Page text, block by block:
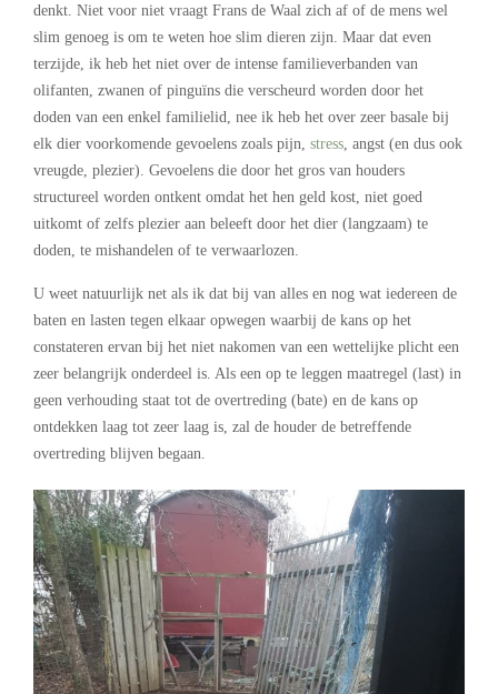
denkt. Niet voor niet vraagt Frans de Waal zich af of de mens wel
slim genoeg is om te weten hoe slim dieren zijn. Maar dat even
terzijde, ik heb het niet over de intense familieverbanden van
olifanten, zwanen of pinguïns die verscheurd worden door het
doden van een enkel familielid, nee ik heb het over zeer basale bij
elk dier voorkomende gevoelens zoals pijn, stress , angst (en dus ook
vreugde, plezier). Gevoelens die door het gros van houders
structureel worden ontkent omdat het hen geld kost, niet goed
uitkomt of zelfs plezier aan beleeft door het dier (langzaam) te
doden, te mishandelen of te verwaarlozen.
U weet natuurlijk net als ik dat bij van alles en nog wat iedereen de
baten en lasten tegen elkaar opwegen waarbij de kans op het
constateren ervan bij het niet nakomen van een wettelijke plicht een
zeer belangrijk onderdeel is. Als een op te leggen maatregel (last) in
geen verhouding staat tot de overtreding (bate) en de kans op
ontdekken laag tot zeer laag is, zal de houder de betreffende
overtreding blijven begaan.